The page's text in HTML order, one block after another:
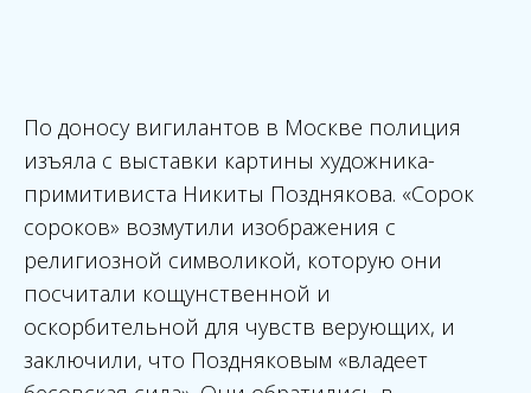
По доносу вигилантов в Москве полиция
изъяла с выставки картины художника-
примитивиста Никиты Позднякова. «Сорок
сороков» возмутили изображения с
религиозной символикой, которую они
посчитали кощунственной и
оскорбительной для чувств верующих, и
заключили, что Поздняковым «владеет